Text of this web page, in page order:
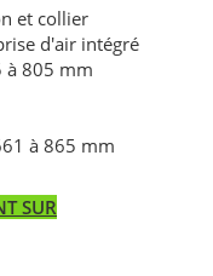
et collier
d'air intégré
à 805 mm
à 865 mm
SUR